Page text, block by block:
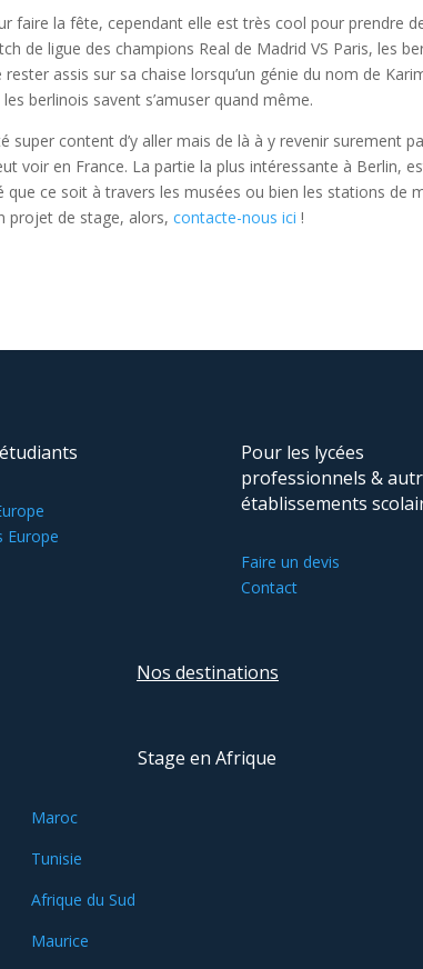
faire la fête, cependant elle est très cool pour prendre
de ligue des champions Real de Madrid VS Paris, les
assis sur sa chaise lorsqu’un génie du nom de
berlinois savent s’amuser quand même.
content d’y aller mais de là à y revenir surement
voir en France. La partie la plus intéressante à Berlin,
ce soit à travers les musées ou bien les stations de
projet de stage, alors,contacte-nous ici !
Europe
Pour les lycées
professionnels &
établissements
Faire un devis
Contact
Nos destinations
Stage en Afrique
Maroc
Tunisie
Afrique du Sud
Maurice